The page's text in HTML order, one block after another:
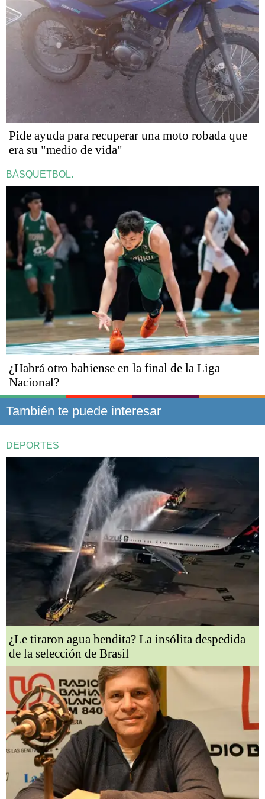
Pide ayuda para recuperar una moto robada que
era su "medio de vida"
BÁSQUETBOL.
¿Habrá otro bahiense en la final de la Liga
Nacional?
También te puede interesar
DEPORTES
¿Le tiraron agua bendita? La insólita despedida
de la selección de Brasil